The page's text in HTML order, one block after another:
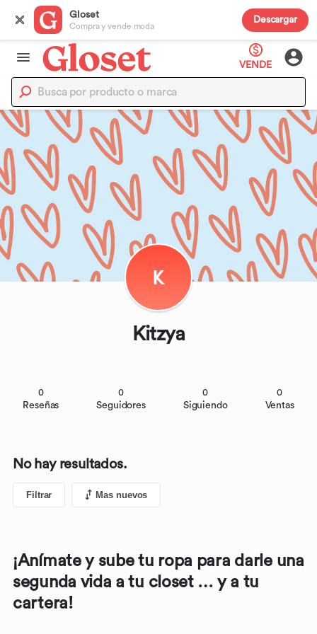
Gloset
Compra y vende moda
Descargar
VENDE
K
Kitzya
0
Reseñas
0
Seguidores
0
Siguiendo
0
Ventas
No hay resultados.
Filtrar Mas nuevos
¡Anímate y sube tu ropa para darle una
segunda vida a tu closet … y a tu
cartera!